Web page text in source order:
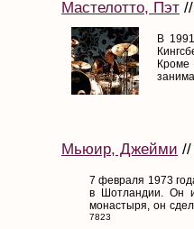
Мастелотто, Пэт
В
Мьюир, Джейми //
7 февраля 1973
в Шотландии. Он
монастыря, он
7823